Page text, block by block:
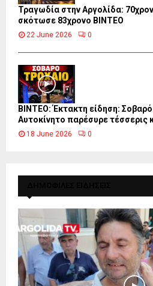
Τραγωδία στην Αργολίδα:
σκότωσε 83χρονο ΒΙΝΤΕΟ
22 June 2026 0
ΒΙΝΤΕΟ: Έκτακτη είδηση:
Αυτοκίνητο παρέσυρε τέσσερις
18 June 2026 0